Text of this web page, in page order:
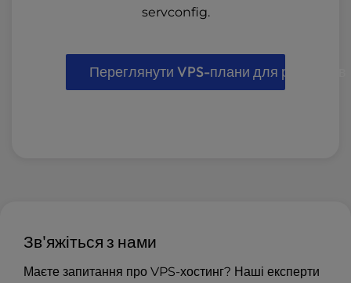
servconfig.
Переглянути VPS-плани для реселерів
Зв'яжіться з нами
Маєте запитання про VPS-хостинг? Наші експерти